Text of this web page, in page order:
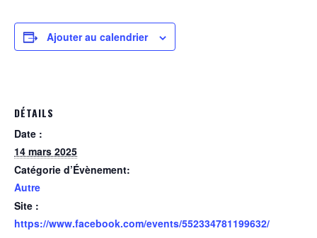
Ajouter au calendrier
DÉTAILS
Date :
14 mars 2025
Catégorie d’Évènement:
Autre
Site :
https://www.facebook.com/events/552334781199632/